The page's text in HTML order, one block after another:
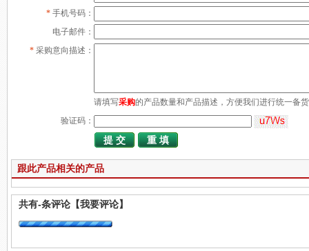
* 手机号码：
电子邮件：
* 采购意向描述：
请填写采购的产品数量和产品描述，方便我们进行统一备
验证码：
跟此产品相关的产品
共有-条评论 【我要评论】